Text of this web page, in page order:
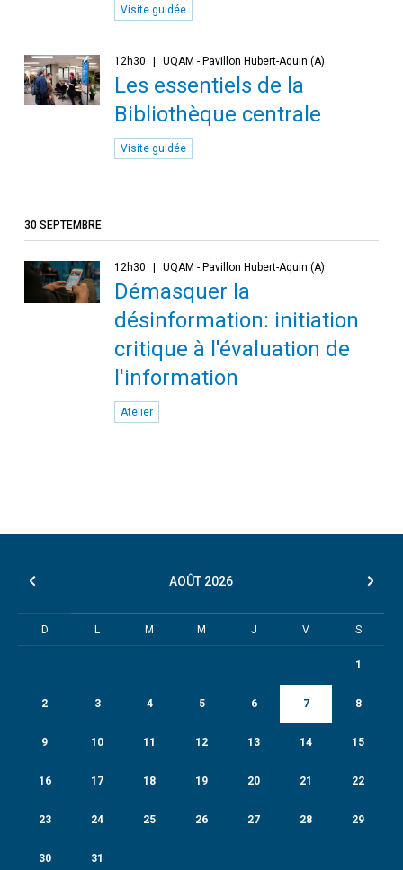
Visite guidée
12h30 UQAM - Pavillon Hubert-Aquin (A)
Les essentiels de la
Bibliothèque centrale
Visite guidée
30 SEPTEMBRE
12h30 UQAM - Pavillon Hubert-Aquin (A)
Démasquer la
désinformation: initiation
critique à l'évaluation de
l'information
Atelier
AOÛT 2026
D L M M J V S
1
2 3 4 5 6 7 8
9 10 11 12 13 14 15
16 17 18 19 20 21 22
23 24 25 26 27 28 29
30 31